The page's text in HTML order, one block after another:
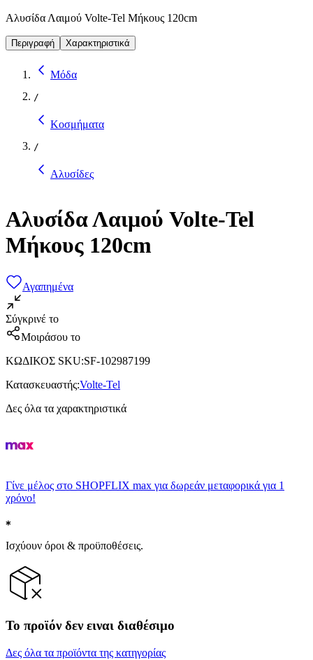
Αλυσίδα Λαιμού Volte-Tel Μήκους 120cm
Περιγραφή Χαρακτηριστικά
Μόδα
/
Κοσμήματα
/
Αλυσίδες
Αλυσίδα Λαιμού Volte-Tel
Μήκους 120cm
Αγαπημένα
Σύγκρινέ το
Μοιράσου το
ΚΩΔΙΚΟΣ SKU:SF-102987199
Κατασκευαστής:Volte-Tel
Δες όλα τα χαρακτηριστικά
Γίνε μέλος στο SHOPFLIX max για δωρεάν μεταφορικά για 1
χρόνο!
Ισχύουν όροι & προϋποθέσεις.
Το προϊόν δεν ειναι διαθέσιμο
Δες όλα τα προϊόντα της κατηγορίας